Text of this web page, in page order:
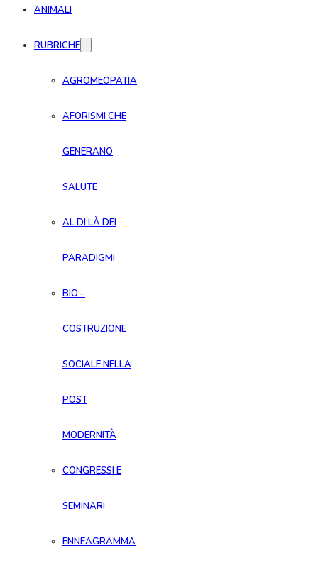
ANIMALI
RUBRICHE
AGROMEOPATIA
AFORISMI CHE
GENERANO
SALUTE
AL DI LÀ DEI
PARADIGMI
BIO –
COSTRUZIONE
SOCIALE NELLA
POST
MODERNITÀ
CONGRESSI E
SEMINARI
ENNEAGRAMMA